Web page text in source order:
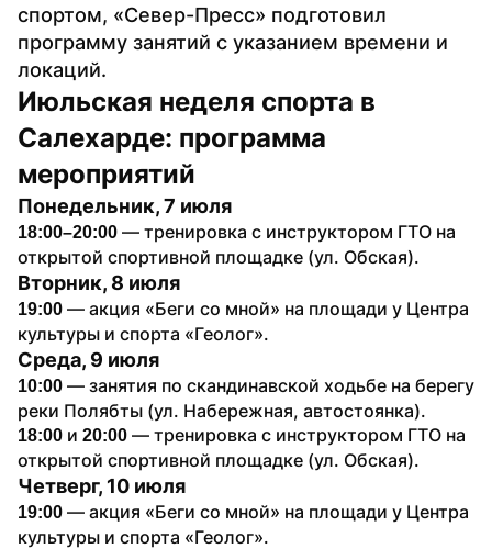
спортом, «Север-Пресс» подготовил
программу занятий с указанием времени и
локаций.
Июльская неделя спорта в
Салехарде: программа
мероприятий
Понедельник, 7 июля
18:00–20:00 — тренировка с инструктором ГТО на
открытой спортивной площадке (ул. Обская).
Вторник, 8 июля
19:00 — акция «Беги со мной» на площади у Центра
культуры и спорта «Геолог».
Среда, 9 июля
10:00 — занятия по скандинавской ходьбе на берегу
реки Полябты (ул. Набережная, автостоянка).
18:00 и 20:00 — тренировка с инструктором ГТО на
открытой спортивной площадке (ул. Обская).
Четверг, 10 июля
19:00 — акция «Беги со мной» на площади у Центра
культуры и спорта «Геолог».